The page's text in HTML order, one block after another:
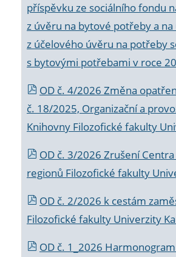
příspěvku ze sociálního fondu
z úvěru na bytové potřeby a
z účelového úvěru na potřeby
s bytovými potřebami v roce
OD č. 4/2026 Změna
č. 18/2025, Organizační a
Knihovny Filozofické fakulty
OD č. 3/2026 Zrušení
regionů Filozofické fakulty
OD č. 2/2026 k cestám
Filozofické fakulty Univerzity
OD č. 1_2026